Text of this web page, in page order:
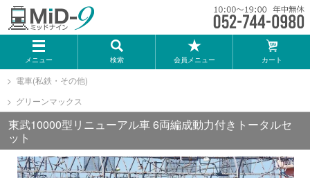
メニュー 検索 会員メニュー カート
メーカー一覧
TOMIX
KATO
GREENMAX
電車(私鉄・その他)
グリーンマックス
東武10000型リニューアル車 6両編成動力付きトータルセ
ット